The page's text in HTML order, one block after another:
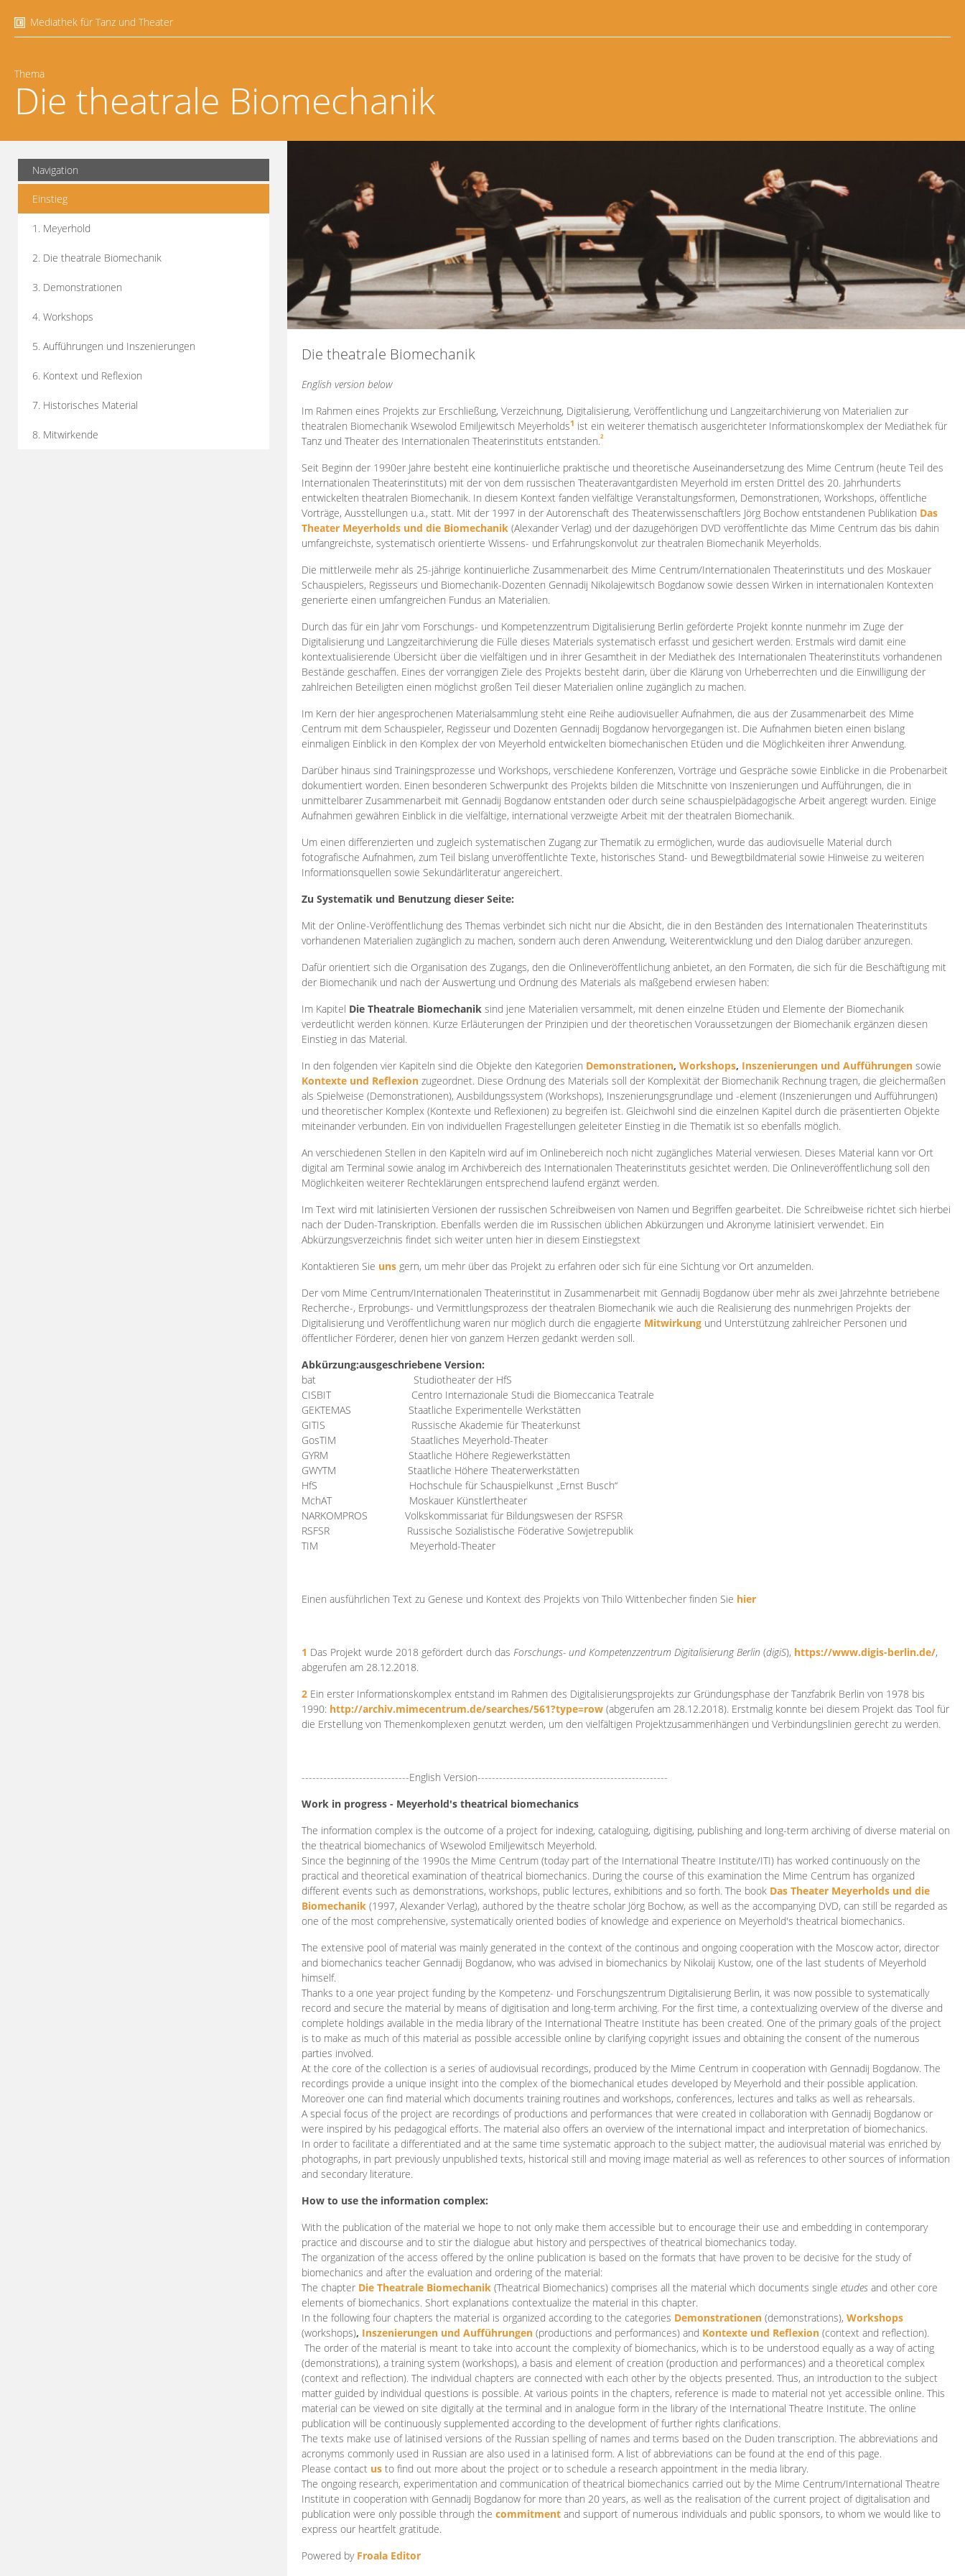
Mediathek für Tanz und Theater
Thema
Die theatrale Biomechanik
Navigation
Einstieg
1. Meyerhold
2. Die theatrale Biomechanik
3. Demonstrationen
4. Workshops
5. Aufführungen und Inszenierungen
6. Kontext und Reflexion
7. Historisches Material
8. Mitwirkende
Die theatrale Biomechanik
English version below
Im Rahmen eines Projekts zur Erschließung, Verzeichnung, Digitalisierung, Veröffentlichung und Langzeitarchivierung von Materialien zur
theatralen Biomechanik Wsewolod Emiljewitsch Meyerholds1 ist ein weiterer thematisch ausgerichteter Informationskomplex der Mediathek für
Tanz und Theater des Internationalen Theaterinstituts entstanden.2
Seit Beginn der 1990er Jahre besteht eine kontinuierliche praktische und theoretische Auseinandersetzung des Mime Centrum (heute Teil des
Internationalen Theaterinstituts) mit der von dem russischen Theateravantgardisten Meyerhold im ersten Drittel des 20. Jahrhunderts
entwickelten theatralen Biomechanik. In diesem Kontext fanden vielfältige Veranstaltungsformen, Demonstrationen, Workshops, öffentliche
Vorträge, Ausstellungen u.a., statt. Mit der 1997 in der Autorenschaft des Theaterwissenschaftlers Jörg Bochow entstandenen Publikation Das
Theater Meyerholds und die Biomechanik (Alexander Verlag) und der dazugehörigen DVD veröffentlichte das Mime Centrum das bis dahin
umfangreichste, systematisch orientierte Wissens- und Erfahrungskonvolut zur theatralen Biomechanik Meyerholds.
Die mittlerweile mehr als 25-jährige kontinuierliche Zusammenarbeit des Mime Centrum/Internationalen Theaterinstituts und des Moskauer
Schauspielers, Regisseurs und Biomechanik-Dozenten Gennadij Nikolajewitsch Bogdanow sowie dessen Wirken in internationalen Kontexten
generierte einen umfangreichen Fundus an Materialien.
Durch das für ein Jahr vom Forschungs- und Kompetenzzentrum Digitalisierung Berlin geförderte Projekt konnte nunmehr im Zuge der
Digitalisierung und Langzeitarchivierung die Fülle dieses Materials systematisch erfasst und gesichert werden. Erstmals wird damit eine
kontextualisierende Übersicht über die vielfältigen und in ihrer Gesamtheit in der Mediathek des Internationalen Theaterinstituts vorhandenen
Bestände geschaffen. Eines der vorrangigen Ziele des Projekts besteht darin, über die Klärung von Urheberrechten und die Einwilligung der
zahlreichen Beteiligten einen möglichst großen Teil dieser Materialien online zugänglich zu machen.
Im Kern der hier angesprochenen Materialsammlung steht eine Reihe audiovisueller Aufnahmen, die aus der Zusammenarbeit des Mime
Centrum mit dem Schauspieler, Regisseur und Dozenten Gennadij Bogdanow hervorgegangen ist. Die Aufnahmen bieten einen bislang
einmaligen Einblick in den Komplex der von Meyerhold entwickelten biomechanischen Etüden und die Möglichkeiten ihrer Anwendung.
Darüber hinaus sind Trainingsprozesse und Workshops, verschiedene Konferenzen, Vorträge und Gespräche sowie Einblicke in die Probenarbeit
dokumentiert worden. Einen besonderen Schwerpunkt des Projekts bilden die Mitschnitte von Inszenierungen und Aufführungen, die in
unmittelbarer Zusammenarbeit mit Gennadij Bogdanow entstanden oder durch seine schauspielpädagogische Arbeit angeregt wurden. Einige
Aufnahmen gewähren Einblick in die vielfältige, international verzweigte Arbeit mit der theatralen Biomechanik.
Um einen differenzierten und zugleich systematischen Zugang zur Thematik zu ermöglichen, wurde das audiovisuelle Material durch
fotografische Aufnahmen, zum Teil bislang unveröffentlichte Texte, historisches Stand- und Bewegtbildmaterial sowie Hinweise zu weiteren
Informationsquellen sowie Sekundärliteratur angereichert.
Zu Systematik und Benutzung dieser Seite:
Mit der Online-Veröffentlichung des Themas verbindet sich nicht nur die Absicht, die in den Beständen des Internationalen Theaterinstituts
vorhandenen Materialien zugänglich zu machen, sondern auch deren Anwendung, Weiterentwicklung und den Dialog darüber anzuregen.
Dafür orientiert sich die Organisation des Zugangs, den die Onlineveröffentlichung anbietet, an den Formaten, die sich für die Beschäftigung mit
der Biomechanik und nach der Auswertung und Ordnung des Materials als maßgebend erwiesen haben:
Im Kapitel Die Theatrale Biomechanik sind jene Materialien versammelt, mit denen einzelne Etüden und Elemente der Biomechanik
verdeutlicht werden können. Kurze Erläuterungen der Prinzipien und der theoretischen Voraussetzungen der Biomechanik ergänzen diesen
Einstieg in das Material.
In den folgenden vier Kapiteln sind die Objekte den Kategorien Demonstrationen, Workshops, Inszenierungen und Aufführungen sowie
Kontexte und Reflexion zugeordnet. Diese Ordnung des Materials soll der Komplexität der Biomechanik Rechnung tragen, die gleichermaßen
als Spielweise (Demonstrationen), Ausbildungssystem (Workshops), Inszenierungsgrundlage und -element (Inszenierungen und Aufführungen)
und theoretischer Komplex (Kontexte und Reflexionen) zu begreifen ist. Gleichwohl sind die einzelnen Kapitel durch die präsentierten Objekte
miteinander verbunden. Ein von individuellen Fragestellungen geleiteter Einstieg in die Thematik ist so ebenfalls möglich.
An verschiedenen Stellen in den Kapiteln wird auf im Onlinebereich noch nicht zugängliches Material verwiesen. Dieses Material kann vor Ort
digital am Terminal sowie analog im Archivbereich des Internationalen Theaterinstituts gesichtet werden. Die Onlineveröffentlichung soll den
Möglichkeiten weiterer Rechteklärungen entsprechend laufend ergänzt werden.
Im Text wird mit latinisierten Versionen der russischen Schreibweisen von Namen und Begriffen gearbeitet. Die Schreibweise richtet sich hierbei
nach der Duden-Transkription. Ebenfalls werden die im Russischen üblichen Abkürzungen und Akronyme latinisiert verwendet. Ein
Abkürzungsverzeichnis findet sich weiter unten hier in diesem Einstiegstext
Kontaktieren Sie uns gern, um mehr über das Projekt zu erfahren oder sich für eine Sichtung vor Ort anzumelden.
Der vom Mime Centrum/Internationalen Theaterinstitut in Zusammenarbeit mit Gennadij Bogdanow über mehr als zwei Jahrzehnte betriebene
Recherche-, Erprobungs- und Vermittlungsprozess der theatralen Biomechanik wie auch die Realisierung des nunmehrigen Projekts der
Digitalisierung und Veröffentlichung waren nur möglich durch die engagierte Mitwirkung und Unterstützung zahlreicher Personen und
öffentlicher Förderer, denen hier von ganzem Herzen gedankt werden soll.
Abkürzung:ausgeschriebene Version:
bat
Studiotheater der HfS
CISBIT
Centro Internazionale Studi die Biomeccanica Teatrale
GEKTEMAS
Staatliche Experimentelle Werkstätten
GITIS
Russische Akademie für Theaterkunst
GosTIM
Staatliches Meyerhold-Theater
GYRM
Staatliche Höhere Regiewerkstätten
GWYTM
Staatliche Höhere Theaterwerkstätten
HfS
Hochschule für Schauspielkunst „Ernst Busch“
MchAT
Moskauer Künstlertheater
NARKOMPROS
Volkskommissariat für Bildungswesen der RSFSR
RSFSR
Russische Sozialistische Föderative Sowjetrepublik
TIM Meyerhold-Theater
Einen ausführlichen Text zu Genese und Kontext des Projekts von Thilo Wittenbecher finden Sie hier
1 Das Projekt wurde 2018 gefördert durch das Forschungs- und Kompetenzzentrum DigitalisierungBerlin (digiS), https://www.digis-berlin.de/,
abgerufen am 28.12.2018.
2 Ein erster Informationskomplex entstand im Rahmen des Digitalisierungsprojekts zur Gründungsphase der Tanzfabrik Berlin von 1978 bis
1990: http://archiv.mimecentrum.de/searches/561?type=row (abgerufen am 28.12.2018). Erstmalig konnte bei diesem Projekt das Tool für
die Erstellung von Themenkomplexen genutzt werden, um den vielfältigen Projektzusammenhängen und Verbindungslinien gerecht zu werden.
------------------------------English Version-----------------------------------------------------
Work in progress - Meyerhold's theatrical biomechanics
The information complex is the outcome of a project for indexing, cataloguing, digitising, publishing and long-term archiving of diverse material on
the theatrical biomechanics of Wsewolod Emiljewitsch Meyerhold.
Since the beginning of the 1990s the Mime Centrum (today part of the International Theatre Institute/ITI) has worked continuously on the
practical and theoretical examination of theatrical biomechanics. During the course of this examination the Mime Centrum has organized
different events such as demonstrations, workshops, public lectures, exhibitions and so forth. The book Das Theater Meyerholds und die
Biomechanik (1997, Alexander Verlag), authored by the theatre scholar Jörg Bochow, as well as the accompanying DVD, can still be regarded as
one of the most comprehensive, systematically oriented bodies of knowledge and experience on Meyerhold's theatrical biomechanics.
The extensive pool of material was mainly generated in the context of the continous and ongoing cooperation with the Moscow actor, director
and biomechanics teacher Gennadij Bogdanow, who was advised in biomechanics by Nikolaij Kustow, one of the last students of Meyerhold
himself.
Thanks to a one year project funding by the Kompetenz- und Forschungszentrum Digitalisierung Berlin, it was now possible to systematically
record and secure the material by means of digitisation and long-term archiving. For the first time, a contextualizing overview of the diverse and
complete holdings available in the media library of the International Theatre Institute has been created. One of the primary goals of the project
is to make as much of this material as possible accessible online by clarifying copyright issues and obtaining the consent of the numerous
parties involved.
At the core of the collection is a series of audiovisual recordings, produced by the Mime Centrum in cooperation with Gennadij Bogdanow. The
recordings provide a unique insight into the complex of the biomechanical etudes developed by Meyerhold and their possible application.
Moreover one can find material which documents training routines and workshops, conferences, lectures and talks as well as rehearsals.
A special focus of the project are recordings of productions and performances that were created in collaboration with Gennadij Bogdanow or
were inspired by his pedagogical efforts. The material also offers an overview of the international impact and interpretation of biomechanics.
In order to facilitate a differentiated and at the same time systematic approach to the subject matter, the audiovisual material was enriched by
photographs, in part previously unpublished texts, historical still and moving image material as well as references to other sources of information
and secondary literature.
How to use the information complex:
With the publication of the material we hope to not only make them accessible but to encourage their use and embedding in contemporary
practice and discourse and to stir the dialogue abut history and perspectives of theatrical biomechanics today.
The organization of the access offered by the online publication is based on the formats that have proven to be decisive for the study of
biomechanics and after the evaluation and ordering of the material:
The chapter Die Theatrale Biomechanik (Theatrical Biomechanics) comprises all the material which documents single etudes and other core
elements of biomechanics. Short explanations contextualize the material in this chapter.
In the following four chapters the material is organized according to the categories Demonstrationen (demonstrations), Workshops
(workshops), Inszenierungen und Aufführungen (productions and performances) and Kontexte und Reflexion (context and reflection).
The order of the material is meant to take into account the complexity of biomechanics, which is to be understood equally as a way of acting
(demonstrations), a training system (workshops), a basis and element of creation (production and performances) and a theoretical complex
(context and reflection). The individual chapters are connected with each other by the objects presented. Thus, an introduction to the subject
matter guided by individual questions is possible. At various points in the chapters, reference is made to material not yet accessible online. This
material can be viewed on site digitally at the terminal and in analogue form in the library of the International Theatre Institute. The online
publication will be continuously supplemented according to the development of further rights clarifications.
The texts make use of latinised versions of the Russian spelling of names and terms based on the Duden transcription. The abbreviations and
acronyms commonly used in Russian are also used in a latinised form. A list of abbreviations can be found at the end of this page.
Please contact us to find out more about the project or to schedule a research appointment in the media library.
The ongoing research, experimentation and communication of theatrical biomechanics carried out by the Mime Centrum/International Theatre
Institute in cooperation with Gennadij Bogdanow for more than 20 years, as well as the realisation of the current project of digitalisation and
publication were only possible through the commitment and support of numerous individuals and public sponsors, to whom we would like to
express our heartfelt gratitude.
Powered by Froala Editor